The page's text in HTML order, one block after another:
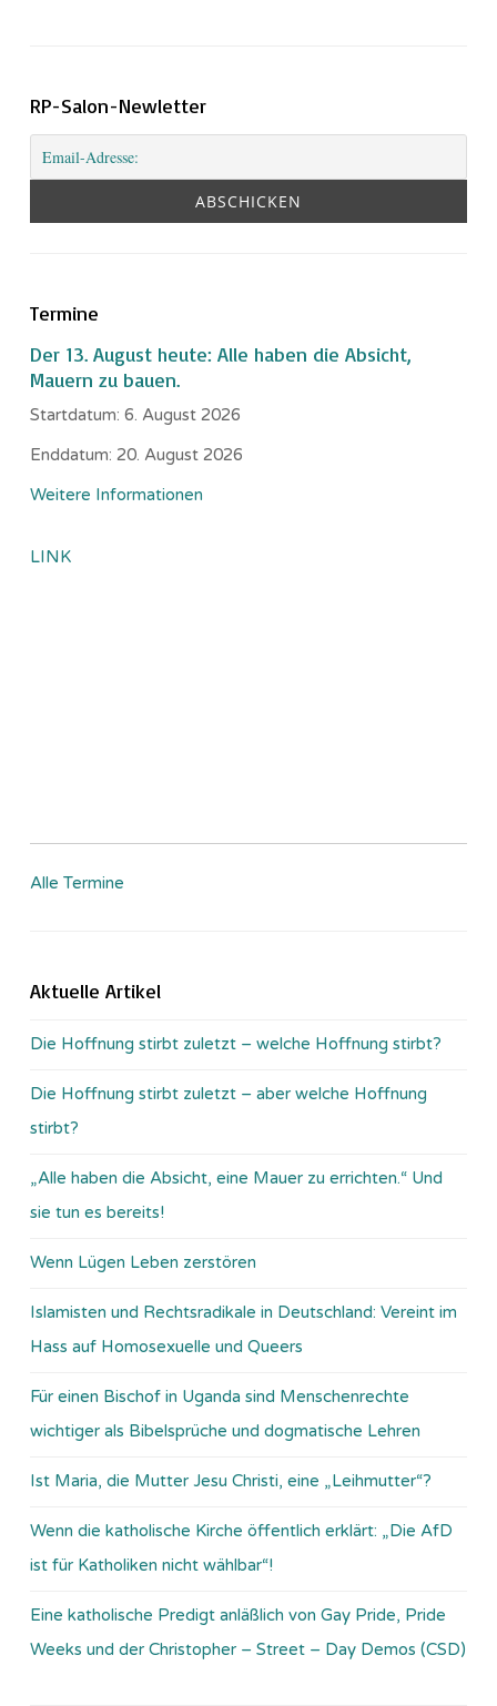
RP-Salon-Newletter
Termine
Der 13. August heute: Alle haben die Absicht,
Mauern zu bauen.
Startdatum: 6. August 2026
Enddatum: 20. August 2026
Weitere Informationen
LINK
Alle Termine
Aktuelle Artikel
Die Hoffnung stirbt zuletzt – welche Hoffnung stirbt?
Die Hoffnung stirbt zuletzt – aber welche Hoffnung
stirbt?
„Alle haben die Absicht, eine Mauer zu errichten.“ Und
sie tun es bereits!
Wenn Lügen Leben zerstören
Islamisten und Rechtsradikale in Deutschland: Vereint im
Hass auf Homosexuelle und Queers
Für einen Bischof in Uganda sind Menschenrechte
wichtiger als Bibelsprüche und dogmatische Lehren
Ist Maria, die Mutter Jesu Christi, eine „Leihmutter“?
Wenn die katholische Kirche öffentlich erklärt: „Die AfD
ist für Katholiken nicht wählbar“!
Eine katholische Predigt anläßlich von Gay Pride, Pride
Weeks und der Christopher – Street – Day Demos (CSD)